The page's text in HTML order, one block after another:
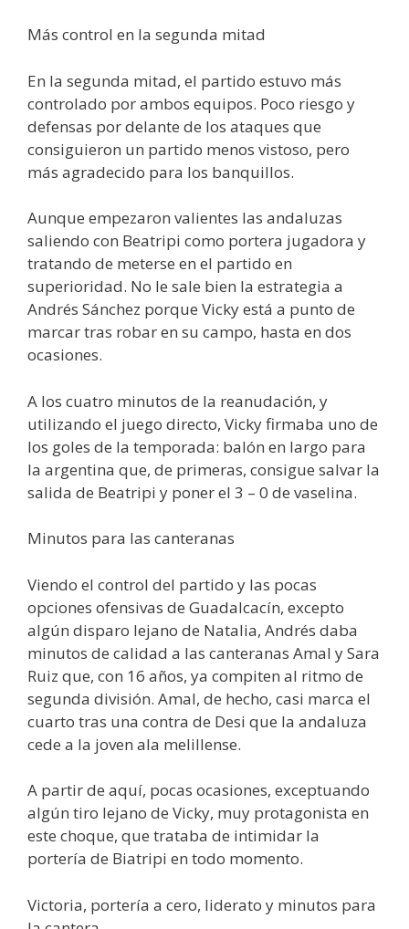
Más control en la segunda mitad
En la segunda mitad, el partido estuvo más
controlado por ambos equipos. Poco riesgo y
defensas por delante de los ataques que
consiguieron un partido menos vistoso, pero
más agradecido para los banquillos.
Aunque empezaron valientes las andaluzas
saliendo con Beatripi como portera jugadora y
tratando de meterse en el partido en
superioridad. No le sale bien la estrategia a
Andrés Sánchez porque Vicky está a punto de
marcar tras robar en su campo, hasta en dos
ocasiones.
A los cuatro minutos de la reanudación, y
utilizando el juego directo, Vicky firmaba uno de
los goles de la temporada: balón en largo para
la argentina que, de primeras, consigue salvar la
salida de Beatripi y poner el 3 – 0 de vaselina.
Minutos para las canteranas
Viendo el control del partido y las pocas
opciones ofensivas de Guadalcacín, excepto
algún disparo lejano de Natalia, Andrés daba
minutos de calidad a las canteranas Amal y Sara
Ruiz que, con 16 años, ya compiten al ritmo de
segunda división. Amal, de hecho, casi marca el
cuarto tras una contra de Desi que la andaluza
cede a la joven ala melillense.
A partir de aquí, pocas ocasiones, exceptuando
algún tiro lejano de Vicky, muy protagonista en
este choque, que trataba de intimidar la
portería de Biatripi en todo momento.
Victoria, portería a cero, liderato y minutos para